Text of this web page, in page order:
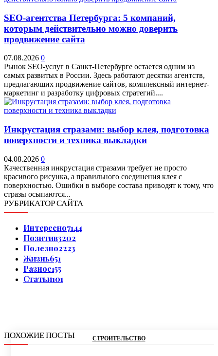
SEO-агентства Петербурга: 5 компаний,
которым действительно можно доверить
продвижение сайта
07.08.2026 0
Рынок SEO-услуг в Санкт-Петербурге остается одним из
самых развитых в России. Здесь работают десятки агентств,
предлагающих продвижение сайтов, комплексный интернет-
маркетинг и разработку цифровых стратегий....
Инкрустация стразами: выбор клея, подготовка
поверхности и техника выкладки
04.08.2026 0
Качественная инкрустация стразами требует не просто
красивого рисунка, а правильного соединения клея с
поверхностью. Ошибки в выборе состава приводят к тому, что
стразы осыпаются...
РУБРИКАТОР САЙТА
Интересно7144
Позитив3202
Полезно2223
Жизнь651
Разное155
Статьи101
ПОХОЖИЕ ПОСТЫ СТРОИТЕЛЬСТВО